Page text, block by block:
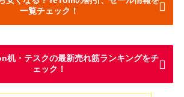
一覧チェック！
机・テスクの最新売れ筋ランキングをチ
ェック！